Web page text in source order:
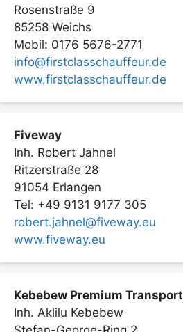
Rosenstraße 9
85258 Weichs
Mobil: 0176 5676-2771
info@firstclasschauffeur.de
www.firstclasschauffeur.de
Fiveway
Inh. Robert Jahnel
Ritzerstraße 28
91054 Erlangen
Tel: +49 9131 9177 305
robert.jahnel@fiveway.eu
www.fiveway.eu
Kebebew Premium Transport
Inh. Aklilu Kebebew